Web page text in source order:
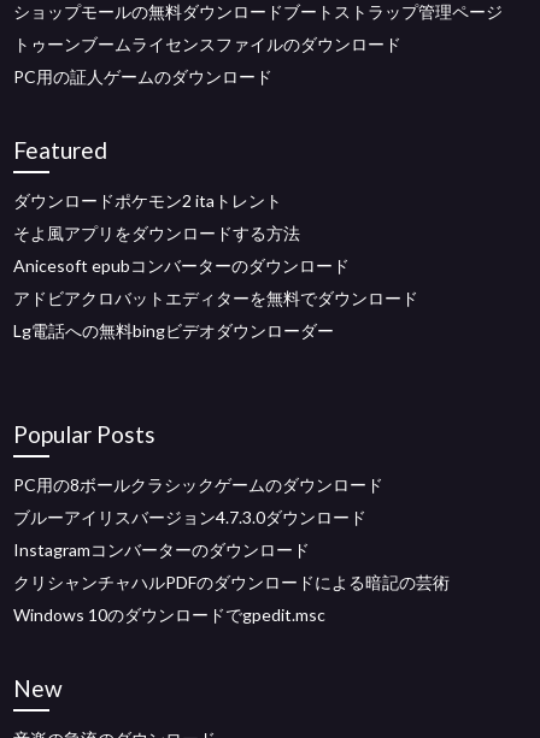
ショップモールの無料ダウンロードブートストラップ管理ページ
トゥーンブームライセンスファイルのダウンロード
PC用の証人ゲームのダウンロード
Featured
ダウンロードポケモン2 itaトレント
そよ風アプリをダウンロードする方法
Anicesoft epubコンバーターのダウンロード
アドビアクロバットエディターを無料でダウンロード
Lg電話への無料bingビデオダウンローダー
Popular Posts
PC用の8ボールクラシックゲームのダウンロード
ブルーアイリスバージョン4.7.3.0ダウンロード
Instagramコンバーターのダウンロード
クリシャンチャハルPDFのダウンロードによる暗記の芸術
Windows 10のダウンロードでgpedit.msc
New